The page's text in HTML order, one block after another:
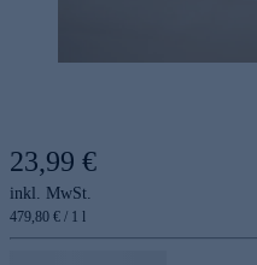
23,99 €
inkl. MwSt.
479,80 € / 1 l